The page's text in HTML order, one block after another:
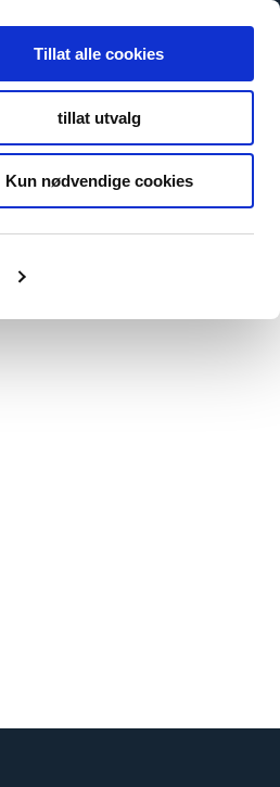
Tillat alle cookies
tillat utvalg
Kun nødvendige cookies